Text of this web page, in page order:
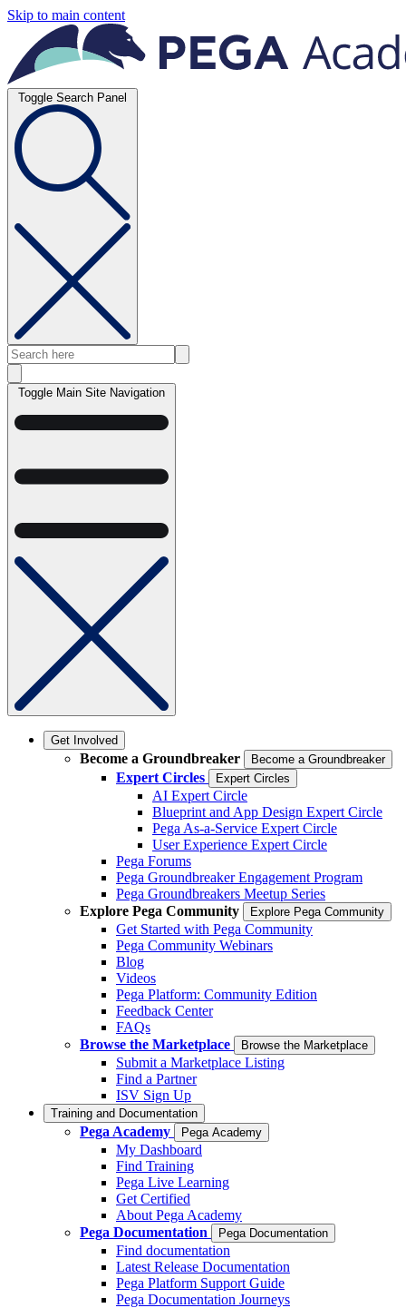
Skip to main content
Toggle Search Panel
Toggle Main Site Navigation
Get Involved
Become a Groundbreaker Become a Groundbreaker
Expert Circles Expert Circles
AI Expert Circle
Blueprint and App Design Expert Circle
Pega As-a-Service Expert Circle
User Experience Expert Circle
Pega Forums
Pega Groundbreaker Engagement Program
Pega Groundbreakers Meetup Series
Explore Pega Community
Explore Pega Community
Get Started with Pega Community
Pega Community Webinars
Blog
Videos
Pega Platform: Community Edition
Feedback Center
FAQs
Browse the Marketplace
Browse the Marketplace
Submit a Marketplace Listing
Find a Partner
ISV Sign Up
Training and Documentation
Pega Academy Pega Academy
My Dashboard
Find Training
Pega Live Learning
Get Certified
About Pega Academy
Pega Documentation
Pega Documentation
Find documentation
Latest Release Documentation
Pega Platform Support Guide
Pega Documentation Journeys